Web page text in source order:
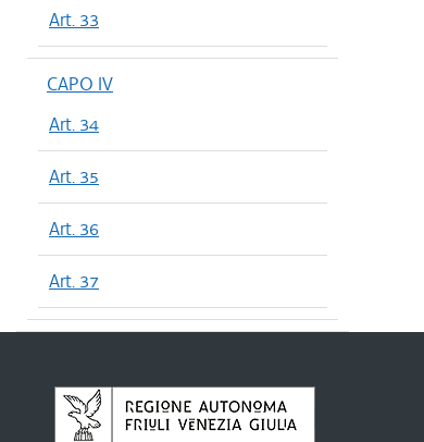
Art. 33
CAPO IV
Art. 34
Art. 35
Art. 36
Art. 37